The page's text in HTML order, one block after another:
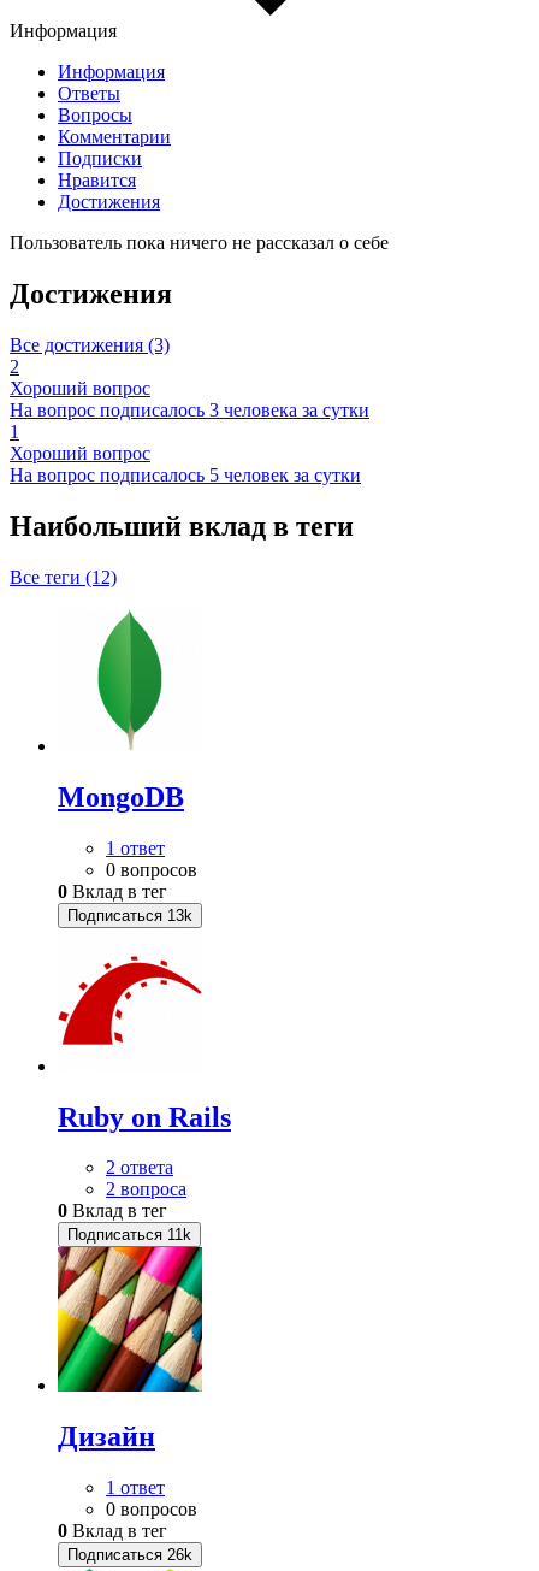
Информация
Информация
Ответы
Вопросы
Комментарии
Подписки
Нравится
Достижения
Пользователь пока ничего не рассказал о себе
Достижения
Все достижения (3)
2
Хороший вопрос
На вопрос подписалось 3 человека за сутки
1
Хороший вопрос
На вопрос подписалось 5 человек за сутки
Наибольший вклад в теги
Все теги (12)
MongoDB
1 ответ
0 вопросов
0 Вклад в тег
Подписаться 13k
Ruby on Rails
2 ответа
2 вопроса
0 Вклад в тег
Подписаться 11k
Дизайн
1 ответ
0 вопросов
0 Вклад в тег
Подписаться 26k